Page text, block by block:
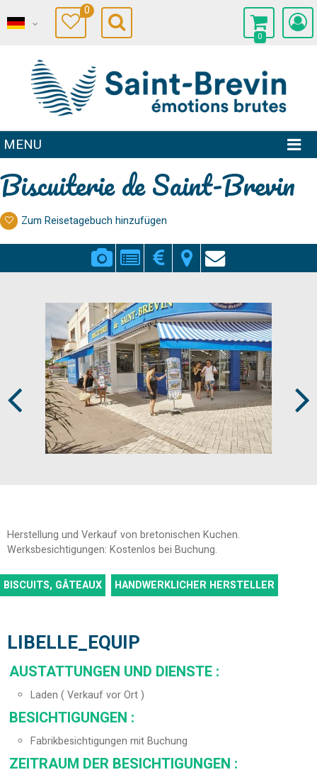
0
0
MENU
Biscuiterie de Saint-Brevin
Zum Reisetagebuch hinzufügen
Herstellung und Verkauf von bretonischen Kuchen.
Werksbesichtigungen: Kostenlos bei Buchung.
BISCUITS, GÂTEAUX HANDWERKLICHER HERSTELLER
LIBELLE_EQUIP
AUSTATTUNGEN UND DIENSTE :
Laden ( Verkauf vor Ort )
BESICHTIGUNGEN :
Fabrikbesichtigungen mit Buchung
ZEITRAUM DER BESICHTIGUNGEN :